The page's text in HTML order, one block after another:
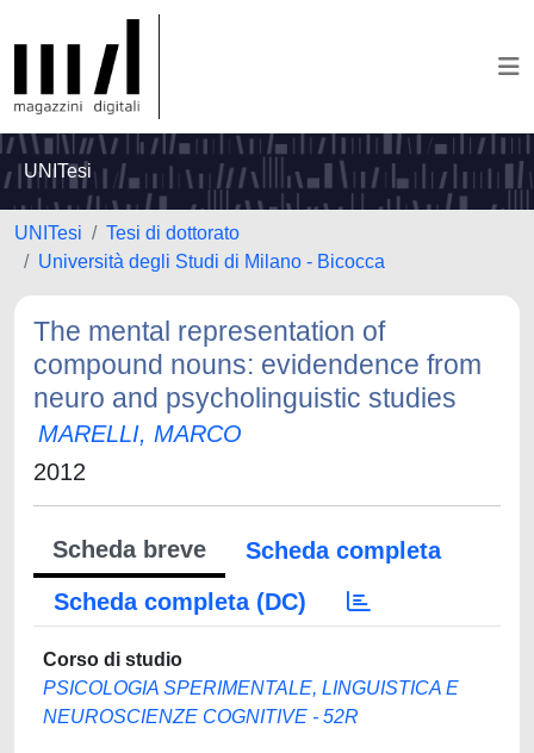
UNITesi
UNITesi
Tesi di dottorato
Università degli Studi di Milano - Bicocca
The mental representation of
compound nouns: evidendence from
neuro and psycholinguistic studies
MARELLI, MARCO
2012
Scheda breve
Scheda completa
Scheda completa (DC)
Corso di studio
PSICOLOGIA SPERIMENTALE, LINGUISTICA E
NEUROSCIENZE COGNITIVE - 52R